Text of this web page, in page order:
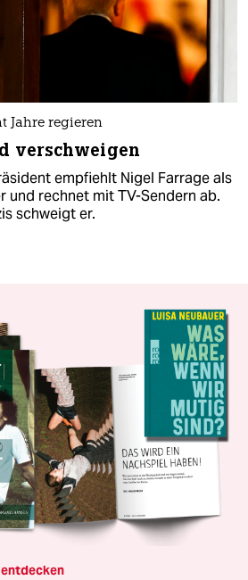
Jahre regieren
verschweigen
empfiehlt Nigel Farrage als
und rechnet mit TV-Sendern ab.
schweigt er.
entdecken